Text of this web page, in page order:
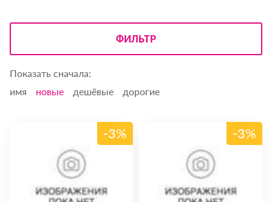
ФИЛЬТР
Показать сначала:
имя
новые дешёвые дорогие
-3% -3%